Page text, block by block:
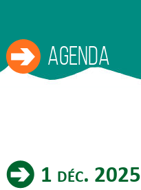
Agenda
1 déc. 2025